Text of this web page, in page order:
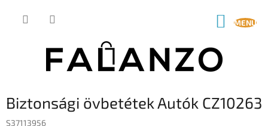
KOSÁR
Biztonsági övbetétek Autók CZ10263
S37113956